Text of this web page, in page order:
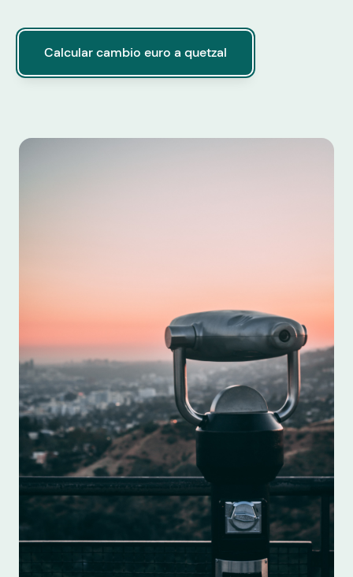
Calcular cambio euro a quetzal
Calcular cambio euro a quetzal